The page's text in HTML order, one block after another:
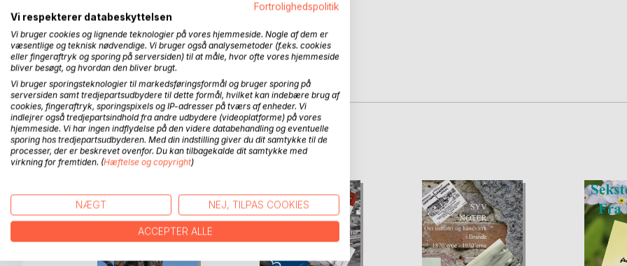
Tre historier som er løst
sammenhængende over tid
og de personer det angår.
Til sammen beskriver de
det gamle Brande.
FLERE TITLER HOSBoD
Fortrolighedspolitik
Vi respekterer databeskyttelsen
Vi bruger cookies og lignende teknologier på vores hjemmeside. Nogle af dem er
væsentlige og teknisk nødvendige. Vi bruger også analysemetoder (f.eks. cookies
eller fingeraftryk og sporing på serversiden) til at måle, hvor ofte vores hjemmeside
bliver besøgt, og hvordan den bliver brugt.
Vi bruger sporingsteknologier til markedsføringsformål og bruger sporing på
serversiden samt tredjepartsudbydere til dette formål, hvilket kan indebære brug af
cookies, fingeraftryk, sporingspixels og IP-adresser på tværs af enheder. Vi
indlejrer også tredjepartsindhold fra andre udbydere (videoplatforme) på vores
hjemmeside. Vi har ingen indflydelse på den videre databehandling og eventuelle
sporing hos tredjepartsudbyderen. Med din indstilling giver du dit samtykke til de
processer, der er beskrevet ovenfor. Du kan tilbagekalde dit samtykke med
virkning for fremtiden. (Hæftelse og copyright)
NÆGT NEJ, TILPAS COOKIES
ACCEPTER ALLE